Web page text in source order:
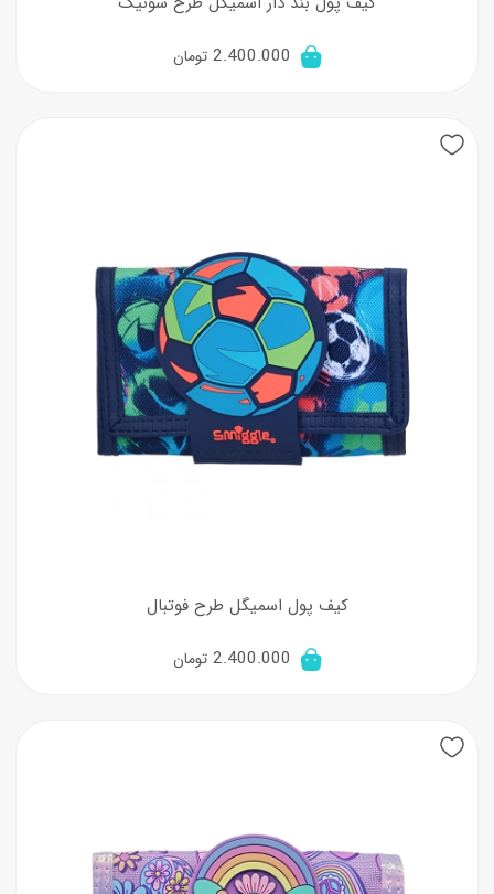
2.400.000 تومان
کیف پول اسمیگل طرح فوتبال
2.400.000 تومان